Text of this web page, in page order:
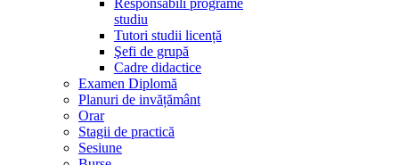
Responsabili programe
studiu
Tutori studii licență
Şefi de grupă
Cadre didactice
Examen Diplomă
Planuri de invățământ
Orar
Stagii de practică
Sesiune